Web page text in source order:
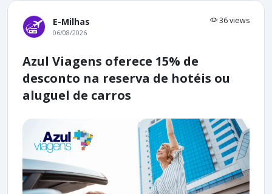
E-Milhas 36 views
06/08/2026
Azul Viagens oferece 15% de
desconto na reserva de hotéis ou
aluguel de carros